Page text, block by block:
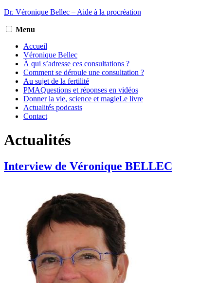
Aller
contenu
Dr. Véronique Bellec – Aide à la procréation
Menu
Accueil
Véronique Bellec
À qui s’adresse ces consultations ?
Comment se déroule une consultation ?
Au sujet de la fertilité
PMAQuestions et réponses en vidéos
Donner la vie, science et magieLe livre
Actualités podcasts
Contact
Actualités
Interview de Véronique BELLEC